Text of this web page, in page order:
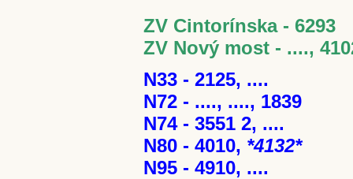
ZV Cintorínska - 6293
ZV Nový most - ....,
N33 - 2125, ....
N72 - ...., ...., 1839
N74 - 3551 2, ....
N80 - 4010, *4132*
N95 - 4910, ....